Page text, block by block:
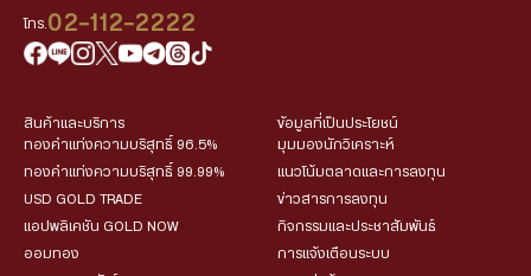
โทร. 02-112-2222
สินค้าและบริการ
ทองคำแท่งความบริสุทธิ์ 96.5%
ทองคำแท่งความบริสุทธิ์ 99.99%
USD GOLD TRADE
แอปพลิเคชัน GOLD NOW
ออมทอง
ข้อมูลที่เป็นประโยชน์
มุมมองนักวิเคราะห์
แนวโน้มตลาดและการลงทุน
ข่าวสารการลงทุน
กิจกรรมและประชาสัมพันธ์
การแจ้งเตือนระบบ